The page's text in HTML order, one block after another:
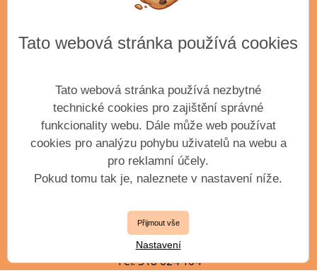
ADRESA
příspěvková organizace města Příbram
Krátká 351
Příbram III, 261 01
IČO: 61904163
VEDENÍ ŠKOLY
ředitel
Ing. Petr Kollert, DiS.
Tel. 318 624 104
Tato webová stránka používá cookies
Tato webová stránka používá nezbytné
technické cookies pro zajištění správné
funkcionality webu. Dále může web používat
cookies pro analýzu pohybu uživatelů na webu a
pro reklamní účely.
Pokud tomu tak je, naleznete v nastavení níže.
Přijmout vše
Nastavení